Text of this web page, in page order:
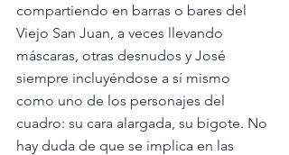
compartiendo en barras o bares del
Viejo San Juan, a veces llevando
máscaras, otras desnudos y José
siempre incluyéndose a sí mismo
como uno de los personajes del
cuadro: su cara alargada, su bigote. No
hay duda de que se implica en las